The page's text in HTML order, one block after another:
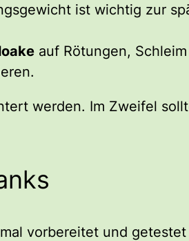
ist wichtig zur
auf Rötungen,
werden. Im Zweifel
vorbereitet und getestet